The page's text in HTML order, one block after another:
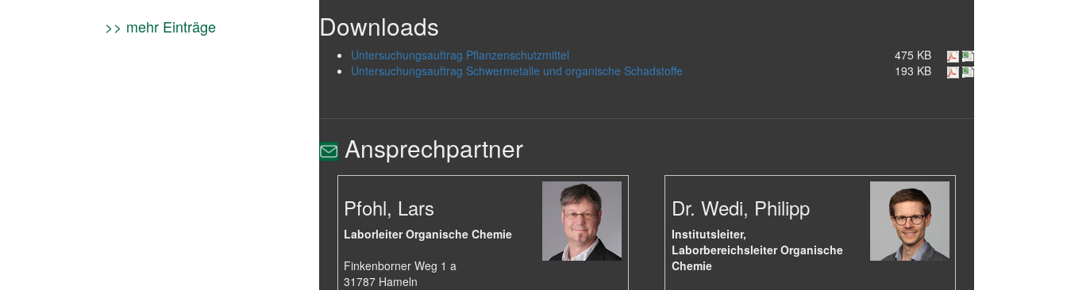
>> mehr Einträge Downloads
475 KB
Untersuchungsauftrag Pflanzenschutzmittel
193 KB
Untersuchungsauftrag Schwermetalle und organische Schadstoffe
Ansprechpartner
Pfohl, Lars
Laborleiter Organische Chemie
Finkenborner Weg 1 a
31787 Hameln
Dr. Wedi, Philipp
Institutsleiter,
Laborbereichsleiter Organische
Chemie